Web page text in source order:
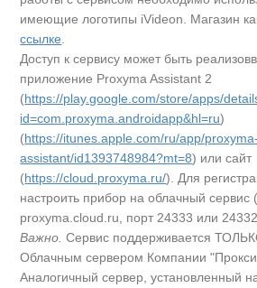
имеющие логотипы iVideon. Магазин
ссылке.
Доступ к сервису может быть
приложение Proxyma Assistant 2
(https://play.google.com/store/apps/
id=com.proxyma.androidapp&hl=ru)
(https://itunes.apple.com/ru/app/proxyma-
assistant/id1393748984?mt=8) или сайт
(https://cloud.proxyma.ru/). Для
настроить прибор на облачный сервис
proxyma.cloud.ru, порт 24333 или
Важно. Сервис поддерживается
Облачным сервером Компании
Аналогичный сервер, установленный